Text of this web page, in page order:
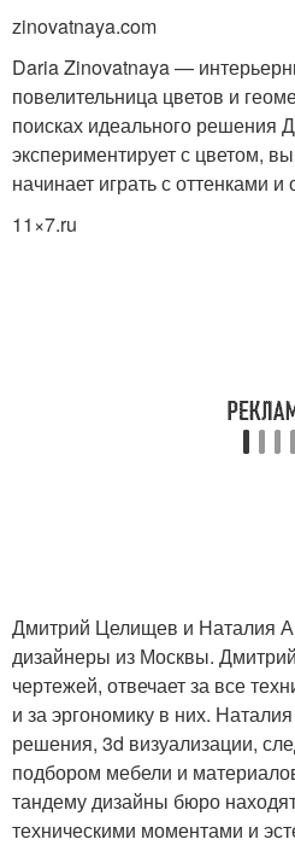
zinovatnaya.com
Daria Zinovatnaya —
повелительница цветов и
поисках идеального решения
экспериментирует с цветом,
начинает играть с оттенками и
11×7.ru
Дмитрий Целищев и Наталия
дизайнеры из Москвы.
чертежей, отвечает за все
и за эргономику в них.
решения, 3d визуализации,
подбором мебели и
тандему дизайны бюро
техническими моментами и